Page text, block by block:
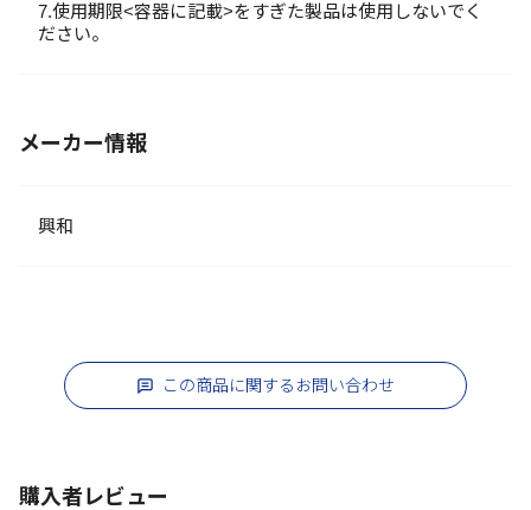
7.使用期限<容器に記載>をすぎた製品は使用しないでく
ださい。
メーカー情報
興和
この商品に関するお問い合わせ
購入者レビュー